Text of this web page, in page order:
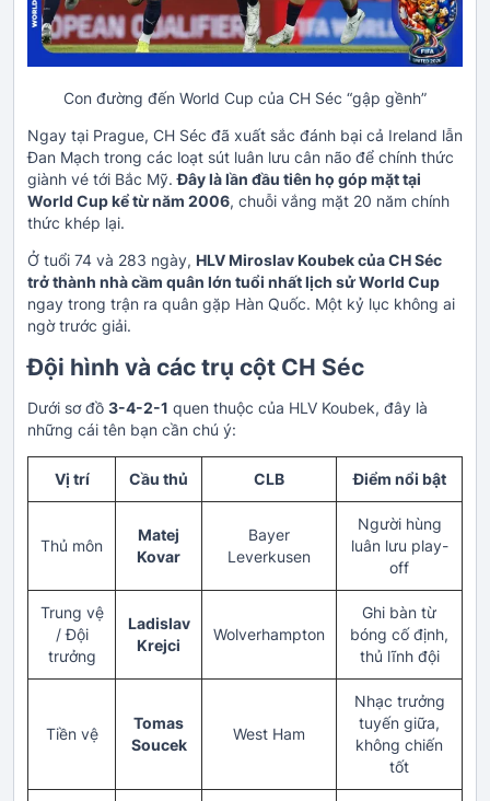
Con đường đến World Cup của CH Séc “gập gềnh”
Ngay tại Prague, CH Séc đã xuất sắc đánh bại cả Ireland lẫn
Đan Mạch trong các loạt sút luân lưu cân não để chính thức
giành vé tới Bắc Mỹ.Đây là lần đầu tiên họ góp mặt tại
World Cup kể từ năm 2006, chuỗi vắng mặt 20 năm chính
thức khép lại.
Ở tuổi 74 và 283 ngày, HLV Miroslav Koubek của CH Séc
trở thành nhà cầm quân lớn tuổi nhất lịch sử World Cup
ngay trong trận ra quân gặp Hàn Quốc. Một kỷ lục không ai
ngờ trước giải.
Đội hình và các trụ cột CH Séc
Dưới sơ đồ 3-4-2-1 quen thuộc của HLV Koubek, đây là
những cái tên bạn cần chú ý:
Vị trí Cầu thủ CLB Điểm nổi bật
Thủ môn
Matej
Kovar
Bayer
Leverkusen
Người hùng
luân lưu play-
off
Trung vệ
/ Đội
trưởng
Ladislav
Krejci
Wolverhampton
Ghi bàn từ
bóng cố định,
thủ lĩnh đội
Tiền vệ
Tomas
Soucek
West Ham
Nhạc trưởng
tuyến giữa,
không chiến
tốt